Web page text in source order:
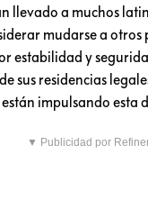
llevado a muchos
mudarse a otros
estabilidad y
sus residencias
impulsando esta
▼ Publicidad por